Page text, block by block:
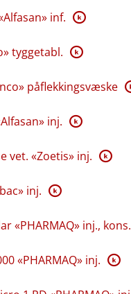
inf. K
tyggetabl. K
påflekkingsvæske K
inj. K
vet. «Zoetis» inj. K
inj. K
«PHARMAQ» inj.,
«PHARMAQ» inj. K